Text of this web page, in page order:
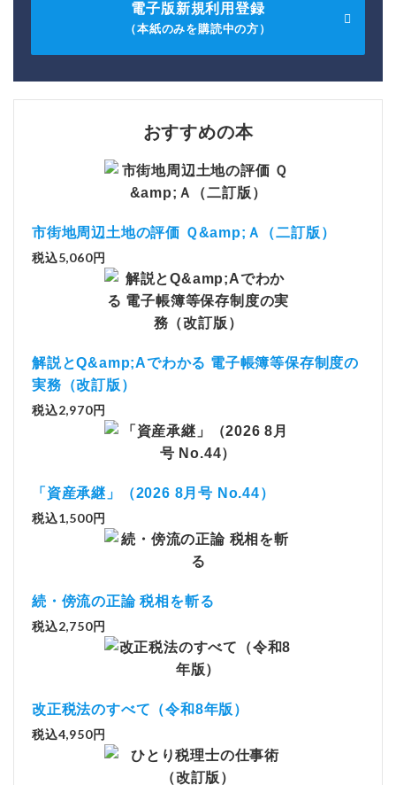
電子版新規利用登録
（本紙のみを購読中の方）
おすすめの本
市街地周辺土地の評価 Ｑ&amp;Ａ（二訂版）
税込5,060円
解説とQ&amp;Aでわかる 電子帳簿等保存制度の
実務（改訂版）
税込2,970円
「資産承継」（2026 8月号 No.44）
税込1,500円
続・傍流の正論 税相を斬る
税込2,750円
改正税法のすべて（令和8年版）
税込4,950円